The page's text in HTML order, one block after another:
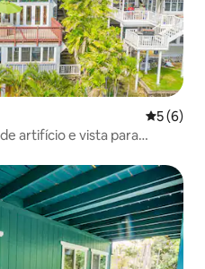
5 de
5 (6)
artifício e vista para